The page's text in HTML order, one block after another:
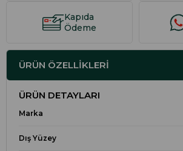
Kapıda
Ödeme
ÜRÜN ÖZELLIKLERI
ÜRÜN DETAYLARI
Marka
Dış Yüzey